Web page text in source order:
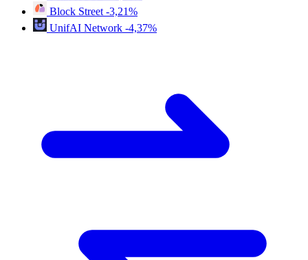
Block Street -3,21%
UnifAI Network -4,37%